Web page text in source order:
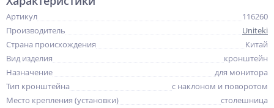
Артикул
116260
Производитель
Uniteki
Страна происхождения
Китай
Вид изделия
кронштейн
Назначение
для монитора
Тип кронштейна
с наклоном и поворотом
Место крепления (установки)
столешница